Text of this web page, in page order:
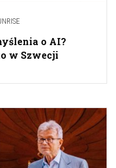
o AI?
w Szwecji